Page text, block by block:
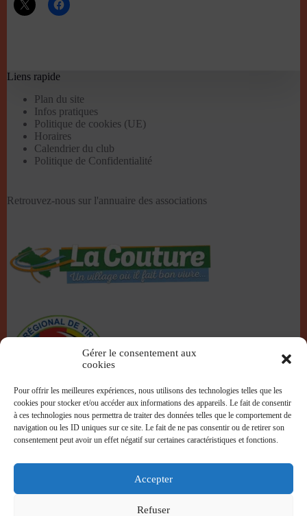
Gérer le consentement aux
cookies
Pour offrir les meilleures expériences, nous utilisons des technologies telles que les
cookies pour stocker et/ou accéder aux informations des appareils. Le fait de consentir
à ces technologies nous permettra de traiter des données telles que le comportement de
navigation ou les ID uniques sur ce site. Le fait de ne pas consentir ou de retirer son
consentement peut avoir un effet négatif sur certaines caractéristiques et fonctions.
Accepter
Refuser
Liens rapide
Plan du site
Infos pratiques
Politique de cookies (UE)
Horaires
Calendrier du club
Politique de Confidentialité
Retrouvez-nous sur l'annuaire des associations